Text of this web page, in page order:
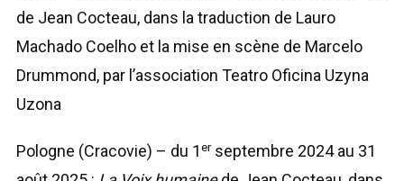
de Jean Cocteau, dans la traduction de Lauro
Machado Coelho et la mise en scène de Marcelo
Drummond, par l’association Teatro Oficina Uzyna
Uzona
Pologne (Cracovie) – du 1erseptembre 2024 au 31